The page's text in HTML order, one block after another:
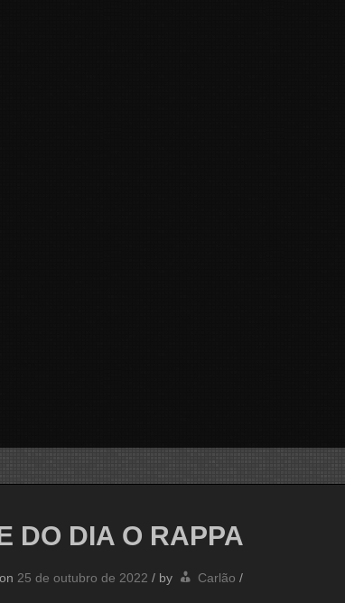
DO DIA O RAPPA
25 de outubro de 2022 / by Carlão /